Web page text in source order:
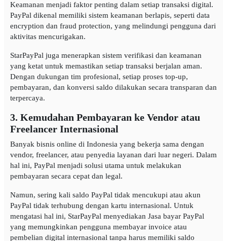
Keamanan menjadi faktor penting dalam setiap transaksi digital.
PayPal dikenal memiliki sistem keamanan berlapis, seperti data
encryption dan fraud protection, yang melindungi pengguna dari
aktivitas mencurigakan.
StarPayPal juga menerapkan sistem verifikasi dan keamanan
yang ketat untuk memastikan setiap transaksi berjalan aman.
Dengan dukungan tim profesional, setiap proses top-up,
pembayaran, dan konversi saldo dilakukan secara transparan dan
terpercaya.
3. Kemudahan Pembayaran ke Vendor atau
Freelancer Internasional
Banyak bisnis online di Indonesia yang bekerja sama dengan
vendor, freelancer, atau penyedia layanan dari luar negeri. Dalam
hal ini, PayPal menjadi solusi utama untuk melakukan
pembayaran secara cepat dan legal.
Namun, sering kali saldo PayPal tidak mencukupi atau akun
PayPal tidak terhubung dengan kartu internasional. Untuk
mengatasi hal ini, StarPayPal menyediakan Jasa bayar PayPal
yang memungkinkan pengguna membayar invoice atau
pembelian digital internasional tanpa harus memiliki saldo